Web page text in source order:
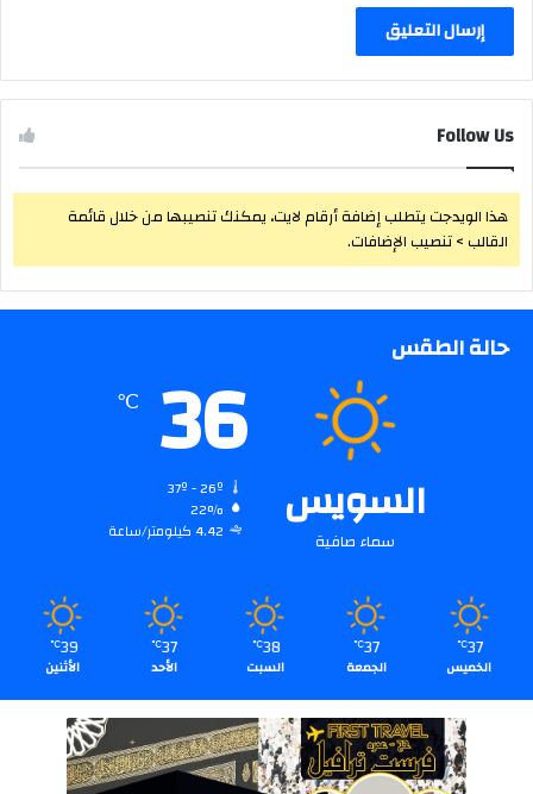
Follow Us
هذا الويدجت يتطلب إضافة أرقام لايت، يمكنك تنصيبها من خلال قائمة
القالب > تنصيب الإضافات.
حالة الطقس
السويس
سماء صافية
36
℃
22%
4.42 كيلومتر/ساعة
37
℃
الخميس
37
℃
الجمعة
38
℃
السبت
37
℃
الأحد
39
℃
الأثنين